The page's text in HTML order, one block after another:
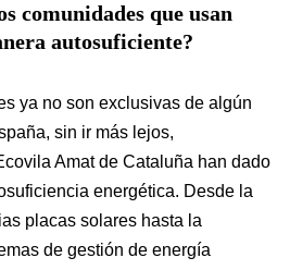
comunidades que usan
autosuficiente?
ya no son exclusivas de algún
sin ir más lejos,
Amat de Cataluña han dado
energética. Desde la
placas solares hasta la
de gestión de energía